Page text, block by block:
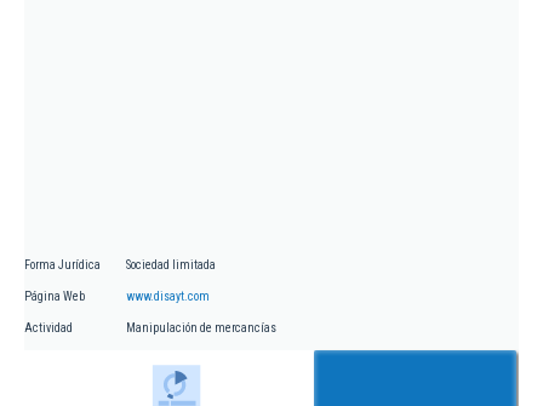
Forma Jurídica Sociedad limitada
Página Web www.disayt.com
Actividad Manipulación de mercancías